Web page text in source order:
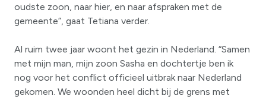
oudste zoon, naar hier, en naar afspraken met de
gemeente”, gaat Tetiana verder.
Al ruim twee jaar woont het gezin in Nederland. “Samen
met mijn man, mijn zoon Sasha en dochtertje ben ik
nog voor het conflict officieel uitbrak naar Nederland
gekomen. We woonden heel dicht bij de grens met